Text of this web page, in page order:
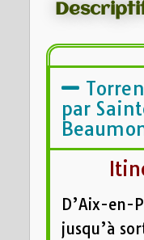
par
D’Aix-en-
jusqu’à